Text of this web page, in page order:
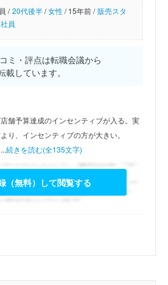
/ 20代後半/女性/15年前 / 販売スタ
員
ミ・評点は転職会議から
載しています。
舗予算達成のインセンティブが入る。実
り、インセンティブの方が大きい。
続きを読む(全135文字)
（無料）して閲覧する